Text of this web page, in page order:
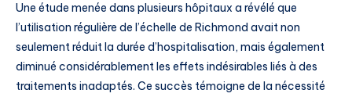
Une étude menée dans plusieurs hôpitaux a révélé que
l’utilisation régulière de l’échelle de Richmond avait non
seulement réduit la durée d’hospitalisation, mais également
diminué considérablement les effets indésirables liés à des
traitements inadaptés. Ce succès témoigne de la nécessité